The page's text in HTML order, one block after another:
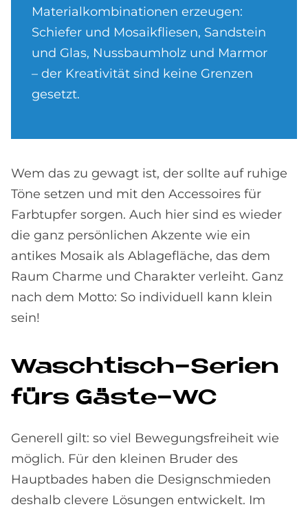
Materialkombinationen erzeugen:
Schiefer und Mosaikfliesen, Sandstein
und Glas, Nussbaumholz und Marmor
– der Kreativität sind keine Grenzen
gesetzt.
Wem das zu gewagt ist, der sollte auf ruhige
Töne setzen und mit den Accessoires für
Farbtupfer sorgen. Auch hier sind es wieder
die ganz persönlichen Akzente wie ein
antikes Mosaik als Ablagefläche, das dem
Raum Charme und Charakter verleiht. Ganz
nach dem Motto: So individuell kann klein
sein!
Wasch­tisch-Se­ri­en
fürs Gä­ste-WC
Generell gilt: so viel Bewegungsfreiheit wie
möglich. Für den kleinen Bruder des
Hauptbades haben die Designschmieden
deshalb clevere Lösungen entwickelt. Im